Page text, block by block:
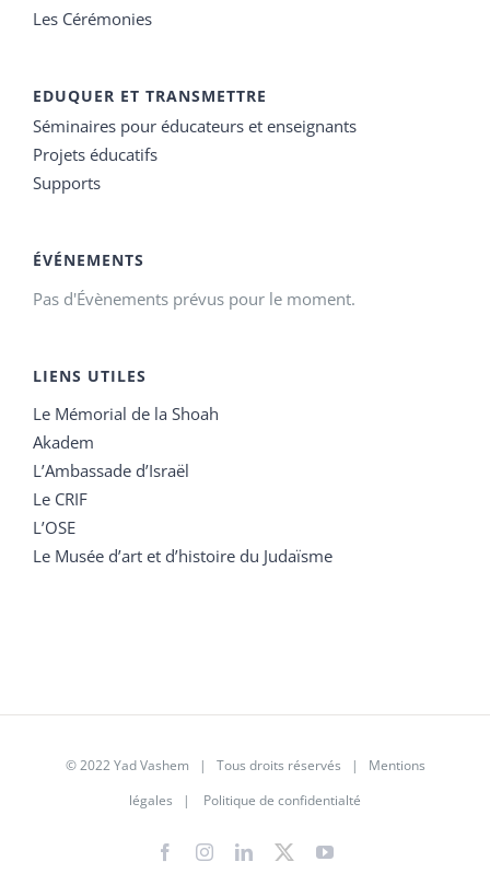
Les Cérémonies
EDUQUER ET TRANSMETTRE
Séminaires pour éducateurs et enseignants
Projets éducatifs
Supports
ÉVÉNEMENTS
Pas d'Évènements prévus pour le moment.
LIENS UTILES
Le Mémorial de la Shoah
Akadem
L’Ambassade d’Israël
Le CRIF
L’OSE
Le Musée d’art et d’histoire du Judaïsme
© 2022 Yad Vashem | Tous droits réservés | Mentions
légales | Politique de confidentialté
FacebookInstagramLinkedIn
X YouTube